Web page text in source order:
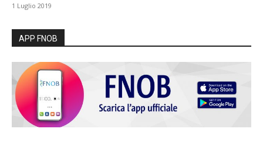
1 Luglio 2019
APP FNOB